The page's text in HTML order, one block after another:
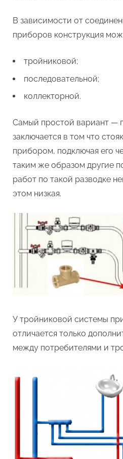
В зависимости от
приборов конструкция
тройниковой;
последовательной;
коллекторной.
Самый простой вариант —
заключается в том что
прибором, подключая его
таким же образом другие
работ по такой разводке
этом низкая.
У тройниковой системы
отличается только
между потребителями и